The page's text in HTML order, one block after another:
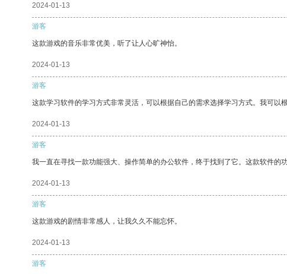
2024-01-13
游客
这款游戏的音乐非常优美，听了让人心旷神怡。
2024-01-13
游客
这款学习软件的学习方式非常灵活，可以根据自己的需求选择学习方式。我可以
2024-01-13
游客
我一直在寻找一款功能强大、操作简单的办公软件，终于找到了它。这款软件的
2024-01-13
游客
这款游戏的剧情非常感人，让我久久不能忘怀。
2024-01-13
游客